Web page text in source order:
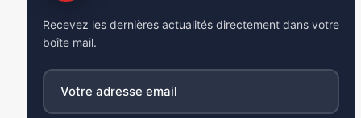
Recevez les dernières actualités directement dans votre
boîte mail.